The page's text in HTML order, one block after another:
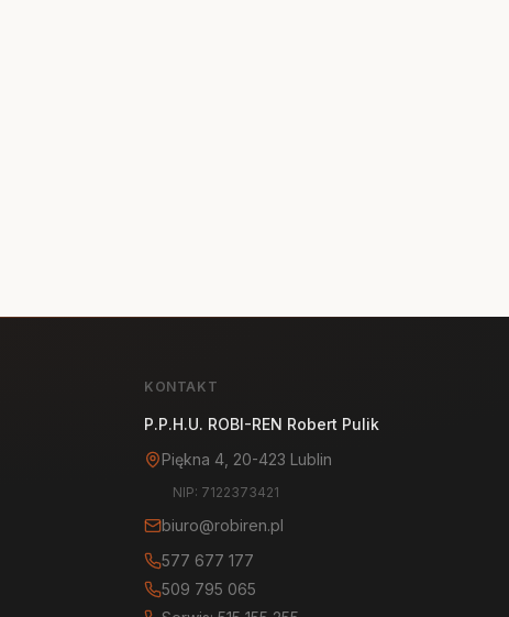
KONTAKT
P.P.H.U. ROBI-REN Robert Pulik
Piękna 4, 20-423 Lublin
NIP: 7122373421
biuro@robiren.pl
577 677 177
509 795 065